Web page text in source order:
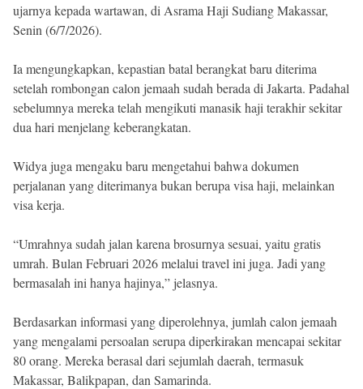
ujarnya kepada wartawan, di Asrama Haji Sudiang Makassar,
Senin (6/7/2026).
Ia mengungkapkan, kepastian batal berangkat baru diterima
setelah rombongan calon jemaah sudah berada di Jakarta. Padahal
sebelumnya mereka telah mengikuti manasik haji terakhir sekitar
dua hari menjelang keberangkatan.
Widya juga mengaku baru mengetahui bahwa dokumen
perjalanan yang diterimanya bukan berupa visa haji, melainkan
visa kerja.
“Umrahnya sudah jalan karena brosurnya sesuai, yaitu gratis
umrah. Bulan Februari 2026 melalui travel ini juga. Jadi yang
bermasalah ini hanya hajinya,” jelasnya.
Berdasarkan informasi yang diperolehnya, jumlah calon jemaah
yang mengalami persoalan serupa diperkirakan mencapai sekitar
80 orang. Mereka berasal dari sejumlah daerah, termasuk
Makassar, Balikpapan, dan Samarinda.